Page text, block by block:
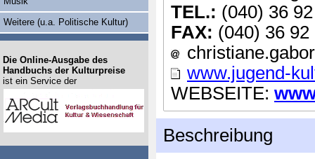
TEL.: (040) 36
FAX: (040) 36 92
www.jugend-
WEBSEITE:
Beschreibung
Weitere (u.a. Politische Kultur)
Die Online-Ausgabe des
Handbuchs der Kulturpreise
ist ein Service der